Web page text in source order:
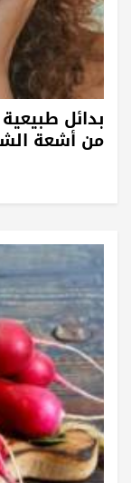
بدائل
من أشعة